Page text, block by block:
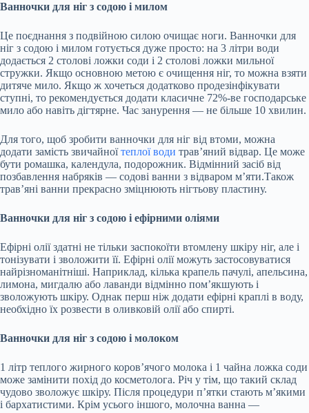
Ванночки для ніг з содою і милом
Це поєднання з подвійною силою очищає ноги. Ванночки для
ніг з содою і милом готується дуже просто: на 3 літри води
додається 2 столові ложки соди і 2 столові ложки мильної
стружки. Якщо основною метою є очищення ніг, то можна взяти
дитяче мило. Якщо ж хочеться додатково продезінфікувати
ступні, то рекомендується додати класичне 72%-ве господарське
мило або навіть дігтярне. Час занурення — не більше 10 хвилин.
Для того, щоб зробити ванночки для ніг від втоми, можна
додати замість звичайноїтеплої води трав’яний відвар. Це може
бути ромашка, календула, подорожник. Відмінний засіб від
позбавлення набряків — содові ванни з відваром м’яти.Також
трав’яні ванни прекрасно зміцнюють нігтьову пластину.
Ванночки для ніг з содою і ефірними оліями
Ефірні олії здатні не тільки заспокоїти втомлену шкіру ніг, але і
тонізувати і зволожити її. Ефірні олії можуть застосовуватися
найрізноманітніші. Наприклад, кілька крапель пачулі, апельсина,
лимона, мигдалю або лаванди відмінно пом’якшують і
зволожують шкіру. Однак перш ніж додати ефірні краплі в воду,
необхідно їх розвести в оливковій олії або спирті.
Ванночки для ніг з содою і молоком
1 літр теплого жирного коров’ячого молока і 1 чайна ложка соди
може замінити похід до косметолога. Річ у тім, що такий склад
чудово зволожує шкіру. Після процедури п’ятки стають м’якими
і бархатистими. Крім усього іншого, молочна ванна —